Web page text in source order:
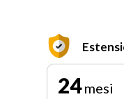
24mesi